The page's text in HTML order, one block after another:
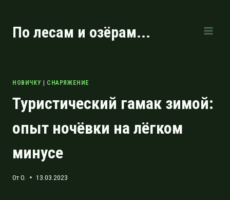
содержимому
По лесам и озёрам...
НОВИЧКУ СНАРЯЖЕНИЕ
Туристический гамак зимой:
опыт ночёвки на лёгком
минусе
ОтO. 13.03.2023